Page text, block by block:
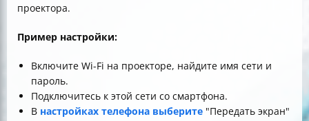
проектора.
Пример настройки:
Включите Wi-Fi на проекторе, найдите имя сети и
пароль.
Подключитесь к этой сети со смартфона.
В настройках телефона выберите "Передать экран"